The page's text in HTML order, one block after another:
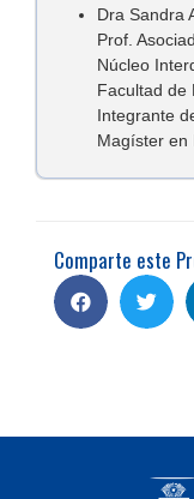
Dra Sandra
Prof.
Núcleo
Facultad de
Integrante
Magíster en
Comparte este